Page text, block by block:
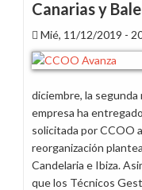
de
la
de
de
y
Canarias y
Mié, 11/12/2019 -
diciembre, la
empresa ha
solicitada por CCOO
reorganización
Candelaria e Ibiza.
que los Técnicos